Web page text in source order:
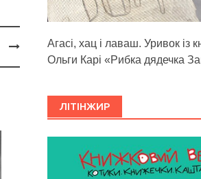
Агасі, хац і лаваш. Уривок із
Ольги Карі «Рибка дядечка
ЛІТІНЖИР